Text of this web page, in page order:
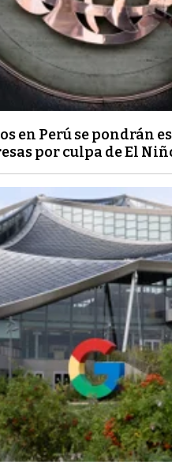
en Perú se pondrán
por culpa de El